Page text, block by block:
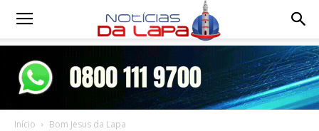
Notícias
Início Bom Jesus da Lapa